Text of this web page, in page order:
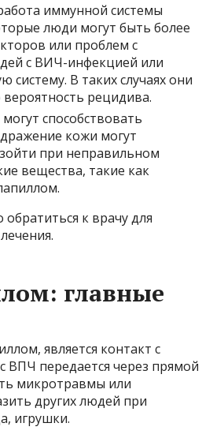
иммунной системы
люди могут быть более
или проблем с
с ВИЧ-инфекцией или
В таких случаях они
рецидива.
способствовать
кожи могут
при неправильном
вещества, такие как
к врачу для
главные
является контакт с
передается через прямой
микротравмы или
других людей при
игрушки.